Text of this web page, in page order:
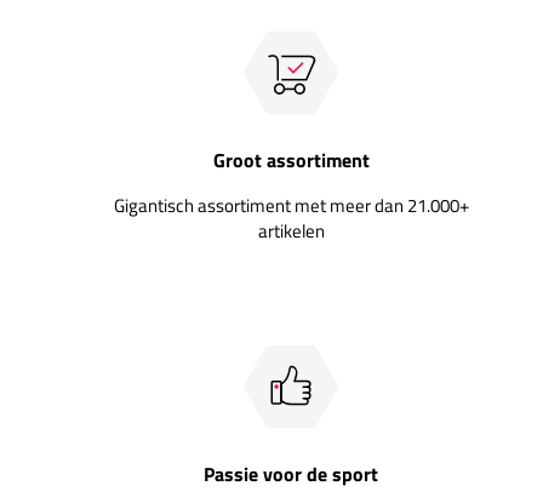
Groot assortiment
Gigantisch assortiment met meer dan 21.000+
artikelen
Passie voor de sport